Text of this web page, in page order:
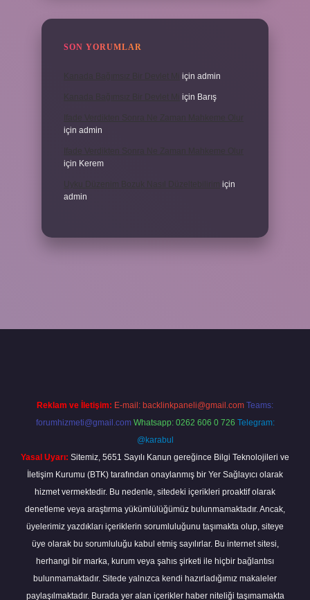
SON YORUMLAR
için admin
için Barış
için admin
için Kerem
için
admin
Reklam ve İletişim: E-mail: backlinkpaneli@gmail.com Teams:
forumhizmeti@gmail.com Whatsapp: 0262 606 0 726 Telegram:
@karabul
Yasal Uyarı: Sitemiz, 5651 Sayılı Kanun gereğince Bilgi Teknolojileri ve
İletişim Kurumu (BTK) tarafından onaylanmış bir Yer Sağlayıcı olarak
hizmet vermektedir. Bu nedenle, sitedeki içerikleri proaktif olarak
denetleme veya araştırma yükümlülüğümüz bulunmamaktadır. Ancak,
üyelerimiz yazdıkları içeriklerin sorumluluğunu taşımakta olup, siteye
üye olarak bu sorumluluğu kabul etmiş sayılırlar. Bu internet sitesi,
herhangi bir marka, kurum veya şahıs şirketi ile hiçbir bağlantısı
bulunmamaktadır. Sitede yalnızca kendi hazırladığımız makaleler
paylaşılmaktadır. Burada yer alan içerikler haber niteliği taşımamakta